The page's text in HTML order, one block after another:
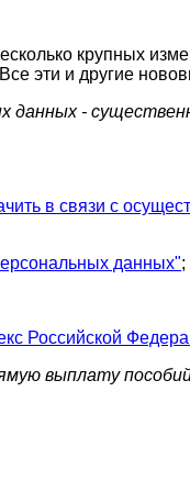
крупных
эти и другие
данных -
в связи с
данных";
Российской
выплату